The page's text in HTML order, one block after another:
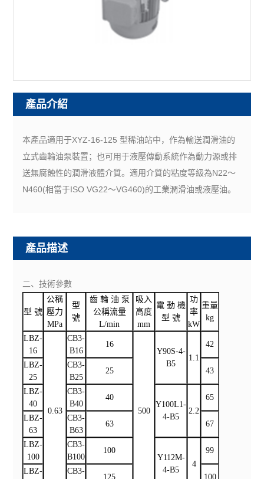
產品介紹
本產品適用于XYZ-16-125 型稀油站中，作為輸送潤滑油的
立式齒輪油泵裝置；也可用于液壓傳動系統作為動力源或排
送無腐蝕性的潤滑液體介質。適用介質的粘度等級為N22～
N460(相當于ISO VG22～VG460)的工業潤滑油或液壓油。
產品描述
二、技術參數
型 號
公稱
壓力
MPa
型
號
齒 輪 油 泵
公稱流量
L/min
吸入
高度
mm
電 動 機
型 號
功
率
kW
重量
kg
LBZ-
16
0.63
CB3-
B16
16
500
Y90S-4-
B5
1.1
42
LBZ-
25
CB3-
B25
25 43
LBZ-
40
CB3-
B40
40
Y100L1-
4-B5
2.2
65
LBZ-
63
CB3-
B63
63 67
LBZ-
100
CB3-
B100
100
Y112M-
4-B5
4
99
LBZ-
CB3-
125 100